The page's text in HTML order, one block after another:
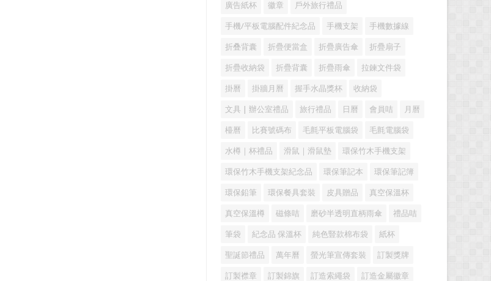
廣告紙杯 徽章 戶外旅行禮品
手機/平板電腦配件紀念品 手機支架 手機數據線
折叠背囊 折疊便當盒 折疊廣告傘 折疊扇子
折疊收納袋 折疊背囊 折疊雨傘 拉鍊文件袋
掛曆 掛牆月曆 握手水晶獎杯 收納袋
文具 | 辦公室禮品 旅行禮品 日曆 會員咭 月曆
檯曆 比賽號碼布 毛氈平板電腦袋 毛氈電腦袋
水樽｜杯禮品 滑鼠｜滑鼠墊 環保竹木手機支架
環保竹木手機支架紀念品 環保筆記本 環保筆記簿
環保鉛筆 環保餐具套裝 皮具贈品 真空保溫杯
真空保溫樽 磁條咭 磨砂半透明直柄雨傘 禮品咭
筆袋 紀念品 保溫杯 純色豎款棉布袋 紙杯
聖誕節禮品 萬年曆 螢光筆宣傳套裝 訂製獎牌
訂製襟章 訂製錦旗 訂造索繩袋 訂造金屬徽章